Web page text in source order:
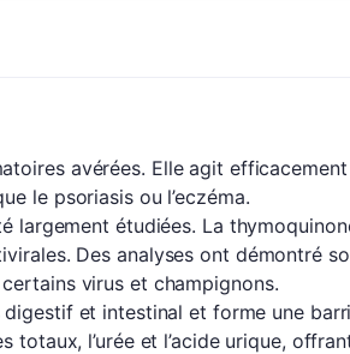
avérées. Elle agit
le psoriasis ou l’eczéma.
étudiées. La
Des analyses ont démontré
virus et champignons.
et intestinal et forme une
l’urée et l’acide urique,